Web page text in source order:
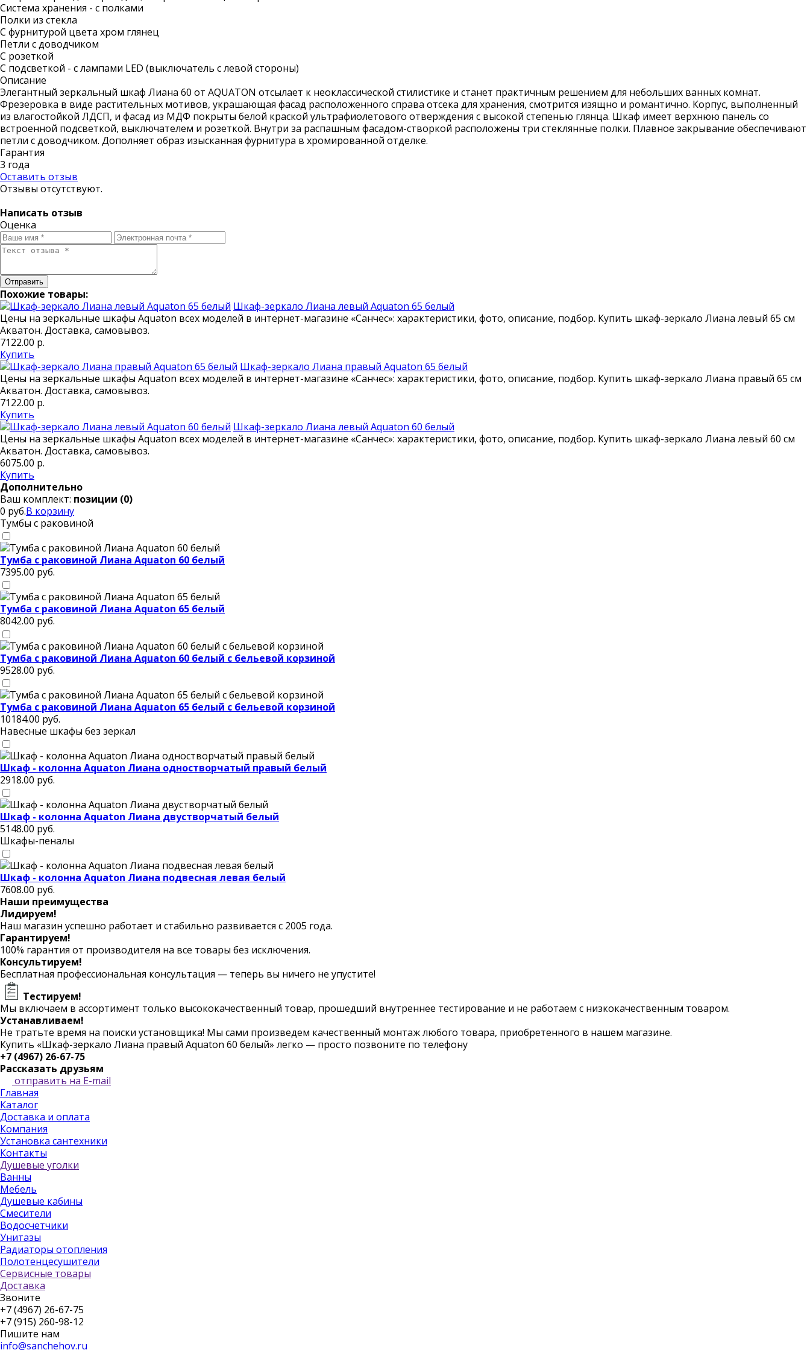
Система хранения - с полками
Полки из стекла
С фурнитурой цвета хром глянец
Петли с доводчиком
С розеткой
С подсветкой - с лампами LED (выключатель с левой стороны)
Описание
Элегантный зеркальный шкаф Лиана 60 от AQUATON отсылает к неоклассической стилистике и станет практичным решением для небольших ванных комнат.
Фрезеровка в виде растительных мотивов, украшающая фасад расположенного справа отсека для хранения, смотрится изящно и романтично. Корпус, выполненный
из влагостойкой ЛДСП, и фасад из МДФ покрыты белой краской ультрафиолетового отверждения с высокой степенью глянца. Шкаф имеет верхнюю панель со
встроенной подсветкой, выключателем и розеткой. Внутри за распашным фасадом-створкой расположены три стеклянные полки. Плавное закрывание обеспечивают
петли с доводчиком. Дополняет образ изысканная фурнитура в хромированной отделке.
Гарантия
3 года
Оставить отзыв
Отзывы отсутствуют.
Написать отзыв
Оценка
Отправить
Похожие товары:
Шкаф-зеркало Лиана левый Aquaton 65 белый
Цены на зеркальные шкафы Aquaton всех моделей в интернет-магазине «Санчес»: характеристики, фото, описание, подбор. Купить шкаф-зеркало Лиана левый 65 см
Акватон. Доставка, самовывоз.
7122.00 р.
Купить
Шкаф-зеркало Лиана правый Aquaton 65 белый
Цены на зеркальные шкафы Aquaton всех моделей в интернет-магазине «Санчес»: характеристики, фото, описание, подбор. Купить шкаф-зеркало Лиана правый 65 см
Акватон. Доставка, самовывоз.
7122.00 р.
Купить
Шкаф-зеркало Лиана левый Aquaton 60 белый
Цены на зеркальные шкафы Aquaton всех моделей в интернет-магазине «Санчес»: характеристики, фото, описание, подбор. Купить шкаф-зеркало Лиана левый 60 см
Акватон. Доставка, самовывоз.
6075.00 р.
Купить
Дополнительно
Ваш комплект: позиции (0)
0 руб.В корзину
Тумбы с раковиной
Тумба с раковиной Лиана Aquaton 60 белый
7395.00 руб.
Тумба с раковиной Лиана Aquaton 65 белый
8042.00 руб.
Тумба с раковиной Лиана Aquaton 60 белый с бельевой корзиной
9528.00 руб.
Тумба с раковиной Лиана Aquaton 65 белый с бельевой корзиной
10184.00 руб.
Навесные шкафы без зеркал
Шкаф - колонна Aquaton Лиана одностворчатый правый белый
2918.00 руб.
Шкаф - колонна Aquaton Лиана двустворчатый белый
5148.00 руб.
Шкафы-пеналы
Шкаф - колонна Aquaton Лиана подвесная левая белый
7608.00 руб.
Наши преимущества
Лидируем!
Наш магазин успешно работает и стабильно развивается с 2005 года.
Гарантируем!
100% гарантия от производителя на все товары без исключения.
Консультируем!
Бесплатная профессиональная консультация — теперь вы ничего не упустите!
Тестируем!
Мы включаем в ассортимент только высококачественный товар, прошедший внутреннее тестирование и не работаем с низкокачественным товаром.
Устанавливаем!
Не тратьте время на поиски установщика! Мы сами произведем качественный монтаж любого товара, приобретенного в нашем магазине.
Купить «Шкаф-зеркало Лиана правый Aquaton 60 белый» легко — просто позвоните по телефону
+7 (4967) 26-67-75
Рассказать друзьям
отправить на E-mail
Главная
Каталог
Доставка и оплата
Компания
Установка сантехники
Контакты
Душевые уголки
Ванны
Мебель
Душевые кабины
Смесители
Водосчетчики
Унитазы
Радиаторы отопления
Полотенцесушители
Сервисные товары
Доставка
Звоните
+7 (4967) 26-67-75
+7 (915) 260-98-12
Пишите нам
info@sanchehov.ru